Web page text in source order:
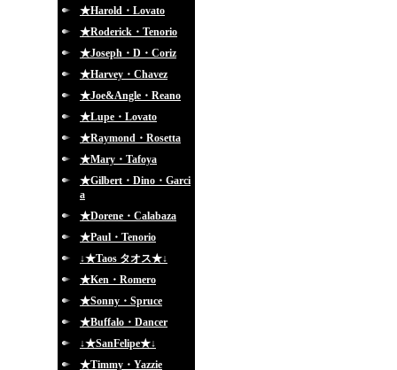
★Harold・Lovato
★Roderick・Tenorio
★Joseph・D・Coriz
★Harvey・Chavez
★Joe&Angle・Reano
★Lupe・Lovato
★Raymond・Rosetta
★Mary・Tafoya
★Gilbert・Dino・Garci
a
★Dorene・Calabaza
★Paul・Tenorio
↓★Taos タオス★↓
★Ken・Romero
★Sonny・Spruce
★Buffalo・Dancer
↓★SanFelipe★↓
★Timmy・Yazzie